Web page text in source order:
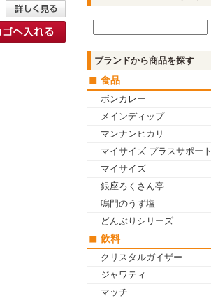
ブランドから商品を探す
食品
ボンカレー
メインディップ
マンナンヒカリ
マイサイズ プラスサポート
マイサイズ
銀座ろくさん亭
鳴門のうず塩
どんぶりシリーズ
飲料
クリスタルガイザー
ジャワティ
マッチ